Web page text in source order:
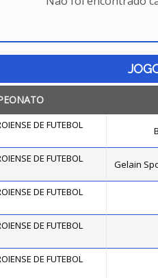
DE FUTEBOL
DE FUTEBOL
Gelain
DE FUTEBOL
DE FUTEBOL
DE FUTEBOL